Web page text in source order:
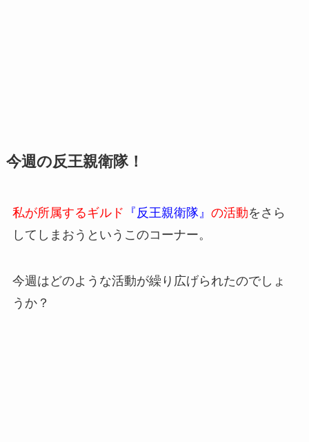
今週の反王親衛隊！
私が所属するギルド 『反王親衛隊』 の活動をさら
してしまおうというこのコーナー。
今週はどのような活動が繰り広げられたのでしょ
うか？